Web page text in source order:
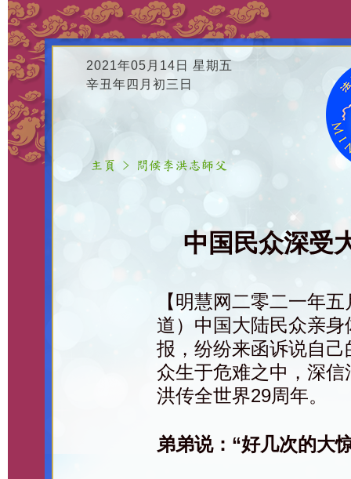
2021年05月14日 星期五
辛丑年四月初三日
中国民众深受
【明慧网二零二一年
道）中国大陆民众亲
报，纷纷来函诉说自
众生于危难之中，深
洪传全世界29周年。
弟弟说：“好几次的大